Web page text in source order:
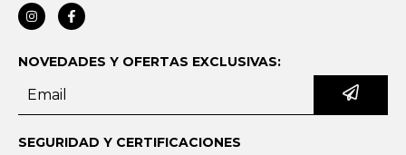
NOVEDADES Y OFERTAS EXCLUSIVAS:
SEGURIDAD Y CERTIFICACIONES